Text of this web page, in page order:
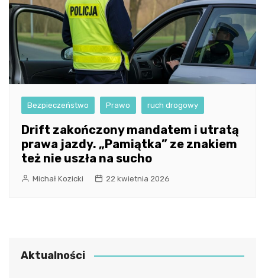
Bezpieczeństwo Prawo ruch drogowy
Drift zakończony mandatem i utratą
prawa jazdy. „Pamiątka” ze znakiem
też nie uszła na sucho
Michał Kozicki 22 kwietnia 2026
Aktualności